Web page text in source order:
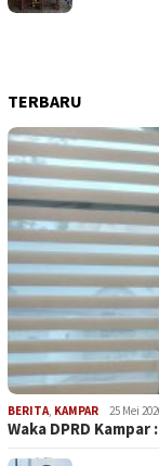
TERBARU
BERITA, KAMPAR 25 Mei
Waka DPRD